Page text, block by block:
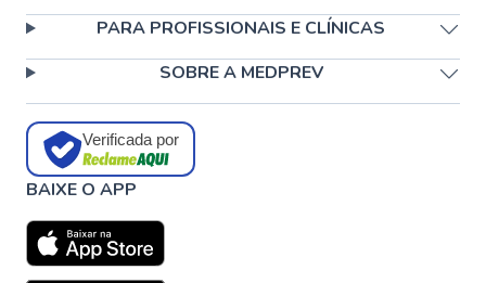
PARA PROFISSIONAIS E CLÍNICAS
SOBRE A MEDPREV
Verificada por
BAIXE O APP